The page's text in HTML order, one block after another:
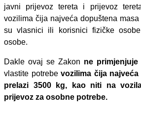
javni prijevoz tereta i prijevoz
vozilima čija najveća dopuštena
su vlasnici ili korisnici fizičke
osobe.
Dakle ovaj se Zakon ne primjenjuje
vlastite potrebevozilima čija
prelazi 3500 kg, kao niti na
prijevoz za osobne potrebe.